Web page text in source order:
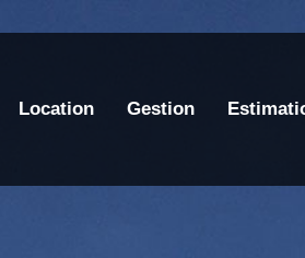
Location Gestion